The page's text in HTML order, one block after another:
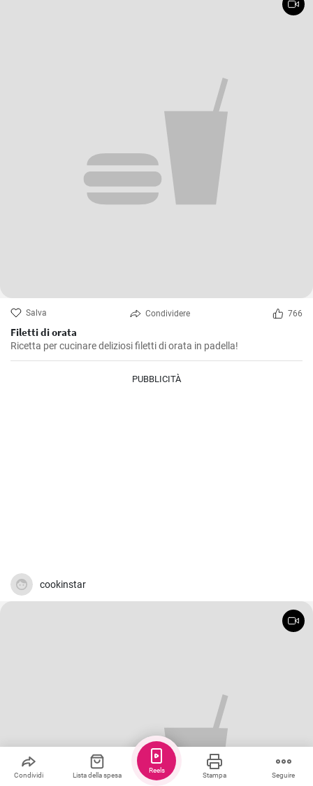
Salva Condividere 766
Filetti di orata
Ricetta per cucinare deliziosi filetti di orata in padella!
PUBBLICITÀ
cookinstar
Condividi Lista della spesa Stampa Seguire
Reels